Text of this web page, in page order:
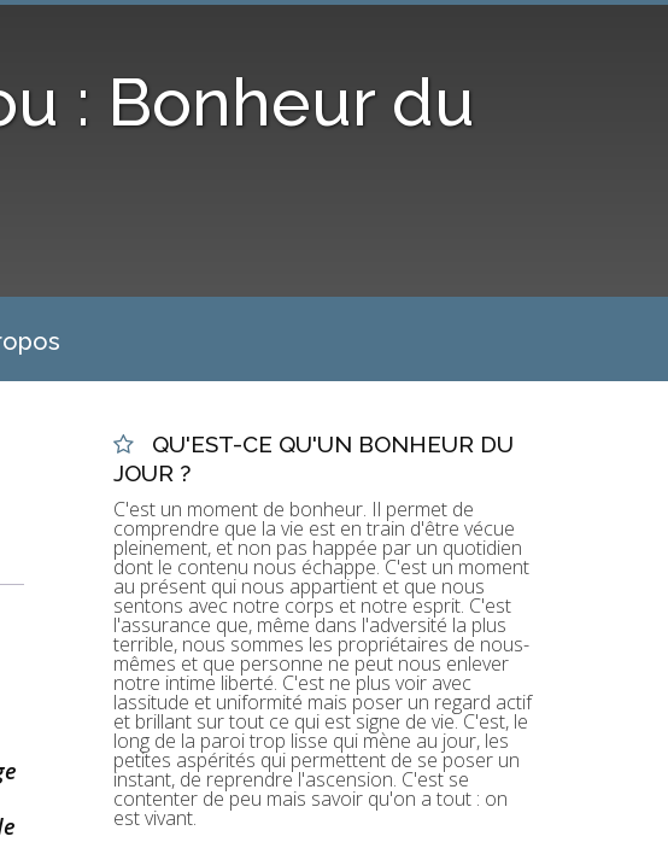
: Bonheur du
QU'EST-CE QU'UN BONHEUR DU
JOUR ?
C'est un moment de bonheur. Il permet de
comprendre que la vie est en train d'être vécue
pleinement, et non pas happée par un quotidien
dont le contenu nous échappe. C'est un moment
au présent qui nous appartient et que nous
sentons avec notre corps et notre esprit. C'est
l'assurance que, même dans l'adversité la plus
terrible, nous sommes les propriétaires de nous-
mêmes et que personne ne peut nous enlever
notre intime liberté. C'est ne plus voir avec
lassitude et uniformité mais poser un regard actif
et brillant sur tout ce qui est signe de vie. C'est, le
long de la paroi trop lisse qui mène au jour, les
petites aspérités qui permettent de se poser un
instant, de reprendre l'ascension. C'est se
contenter de peu mais savoir qu'on a tout : on
est vivant.